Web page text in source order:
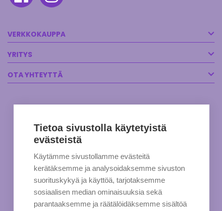
VERKKOKAUPPA
YRITYS
OTA YHTEYTTÄ
Tietoa sivustolla käytetyistä
evästeistä
Käytämme sivustollamme evästeitä
kerätäksemme ja analysoidaksemme sivuston
suorituskykyä ja käyttöä, tarjotaksemme
sosiaalisen median ominaisuuksia sekä
parantaaksemme ja räätälöidäksemme sisältöä